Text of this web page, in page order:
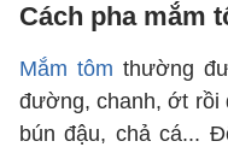
Cách pha mắm
Mắm tôm thường
đường, chanh, ớt rồi
bún đậu, chả cá...